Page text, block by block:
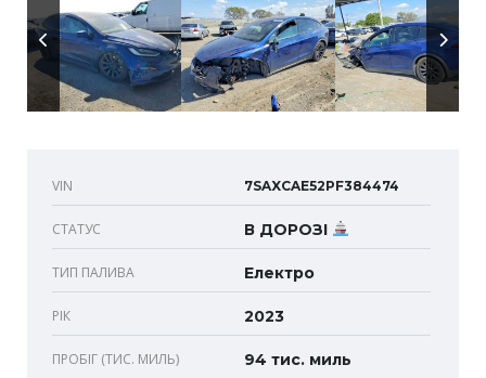
VIN 7SAXCAE52PF384474
СТАТУС В ДОРОЗІ
ТИП ПАЛИВА Електро
РІК 2023
ПРОБІГ (ТИС. МИЛЬ) 94 тис. миль